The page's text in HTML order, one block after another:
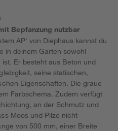
Bepfanzung nutzbar
AP' von Diephaus kannst du
in deinem Garten sowohl
Er besteht aus Beton und
seine statischen,
Eigenschaften. Die graue
Farbschema. Zudem verfügt
an der Schmutz und
Moos und Pilze nicht
von 500 mm, einer Breite